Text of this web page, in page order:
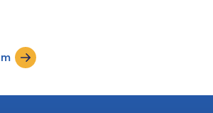
con el fin de respaldar su compromiso
negocios sostenibles. La asociación
de cada empresa en los sect...